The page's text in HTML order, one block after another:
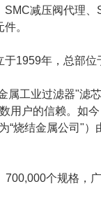
减压阀代理
。
1959年，总部位
属工业过滤器"滤
用户的信赖。如
“烧结金属公司"
个规格，